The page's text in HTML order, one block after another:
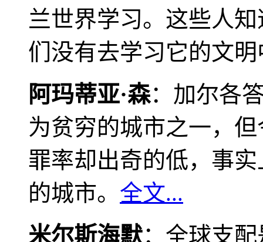
兰世界学习。这些人
们没有去学习它的文
阿玛蒂亚·森：加尔各
为贫穷的城市之一，
罪率却出奇的低，事
的城市。 全文...
米尔斯海默：全球支